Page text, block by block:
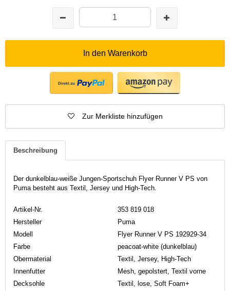
In den Warenkorb
Zur Merkliste hinzufügen
Beschreibung
Der dunkelblau-weiße Jungen-Sportschuh Flyer Runner V PS von
Puma besteht aus Textil, Jersey und High-Tech.
Artikel-Nr.
353 819 018
Hersteller
Puma
Modell
Flyer Runner V PS 192929-34
Farbe
peacoat-white (dunkelblau)
Obermaterial
Textil, Jersey, High-Tech
Innenfutter
Mesh, gepolstert, Textil vorne
Decksohle
Textil, lose, Soft Foam+